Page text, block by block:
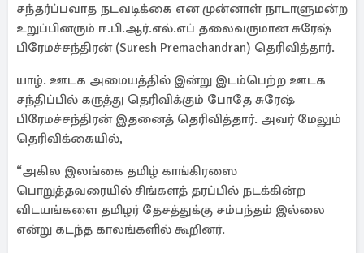
சந்தர்ப்பவாத நடவடிக்கை என முன்னாள் நாடாளுமன்ற
உறுப்பினரும் ஈ.பி.ஆர்.எல்.எப் தலைவருமான சுரேஷ்
பிரேமச்சந்திரன் (Suresh Premachandran) தெரிவித்தார்.
யாழ். ஊடக அமையத்தில் இன்று இடம்பெற்ற ஊடக
சந்திப்பில் கருத்து தெரிவிக்கும் போதே சுரேஷ்
பிரேமச்சந்திரன் இதனைத் தெரிவித்தார். அவர் மேலும்
தெரிவிக்கையில்,
“அகில இலங்கை தமிழ் காங்கிரஸை
பொறுத்தவரையில் சிங்களத் தரப்பில் நடக்கின்ற
விடயங்களை தமிழர் தேசத்துக்கு சம்பந்தம் இல்லை
என்று கடந்த காலங்களில் கூறினர்.